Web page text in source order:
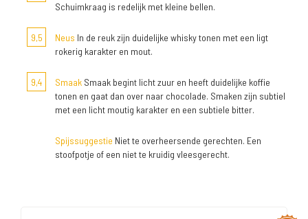
Schuimkraag is redelijk met kleine bellen.
9,5 Neus In de reuk zijn duidelijke whisky tonen met een ligt
rokerig karakter en mout.
9,4 Smaak Smaak begint licht zuur en heeft duidelijke koffie
tonen en gaat dan over naar chocolade. Smaken zijn subtiel
met een licht moutig karakter en een subtiele bitter.
Spijssuggestie Niet te overheersende gerechten. Een
stoofpotje of een niet te kruidig vleesgerecht.